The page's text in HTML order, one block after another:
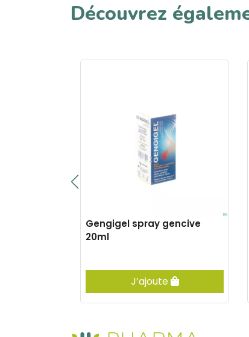
Découvrez
Gengigel spray gencive
20ml
J’ajoute